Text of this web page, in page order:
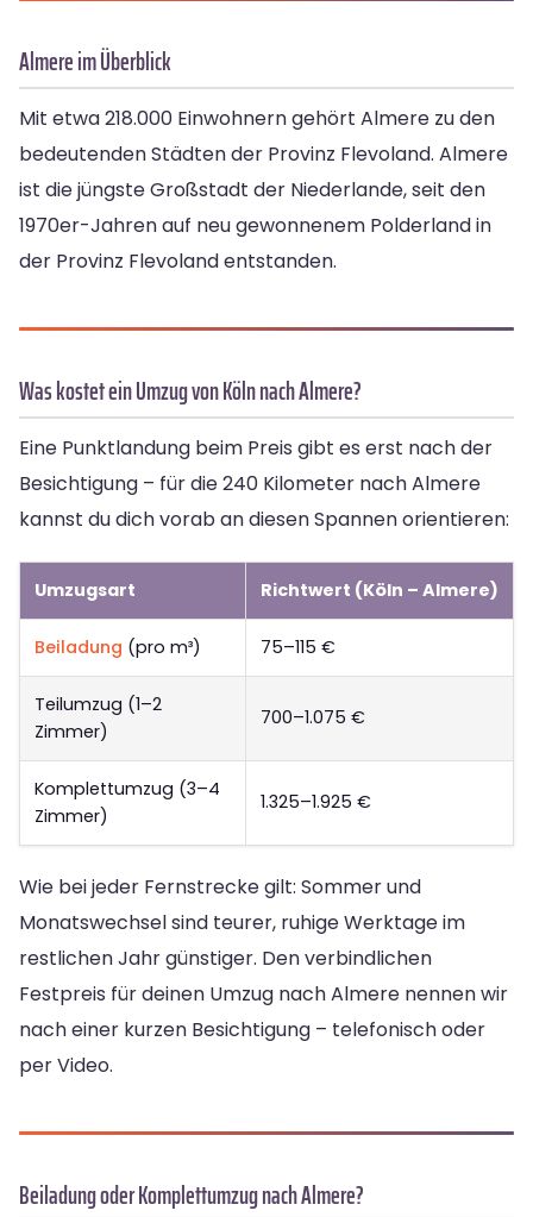
Almere im Überblick
Mit etwa 218.000 Einwohnern gehört Almere zu den
bedeutenden Städten der Provinz Flevoland. Almere
ist die jüngste Großstadt der Niederlande, seit den
1970er-Jahren auf neu gewonnenem Polderland in
der Provinz Flevoland entstanden.
Was kostet ein Umzug von Köln nach Almere?
Eine Punktlandung beim Preis gibt es erst nach der
Besichtigung – für die 240 Kilometer nach Almere
kannst du dich vorab an diesen Spannen orientieren:
Umzugsart Richtwert (Köln – Almere)
Beiladung (pro m³) 75–115 €
Teilumzug (1–2
Zimmer)
700–1.075 €
Komplettumzug (3–4
Zimmer)
1.325–1.925 €
Wie bei jeder Fernstrecke gilt: Sommer und
Monatswechsel sind teurer, ruhige Werktage im
restlichen Jahr günstiger. Den verbindlichen
Festpreis für deinen Umzug nach Almere nennen wir
nach einer kurzen Besichtigung – telefonisch oder
per Video.
Beiladung oder Komplettumzug nach Almere?